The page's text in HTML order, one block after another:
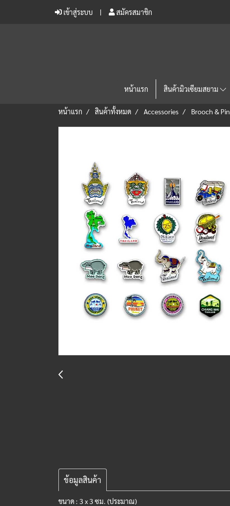
เข้าสู่ระบบ สมัครสมาชิก
หน้าแรก สินค้ามิวเซียมสยาม
หน้าแรก สินค้าทั้งหมด Accessories Brooch & Pin
ข้อมูลสินค้า
ขนาด : 3 x 3 ซม. (ประมาณ)